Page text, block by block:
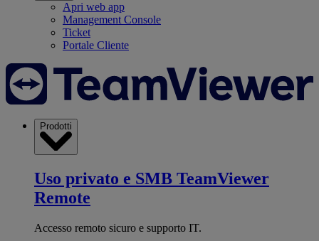
Apri web app
Management Console
Ticket
Portale Cliente
Prodotti
Uso privato e SMB TeamViewer
Remote
Accesso remoto sicuro e supporto IT.